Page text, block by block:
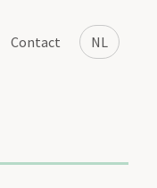
NL
Contact